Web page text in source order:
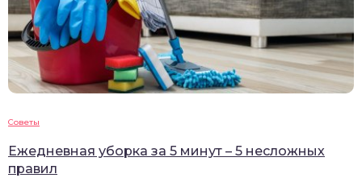
Советы
Ежедневная уборка за 5 минут – 5 несложных
правил